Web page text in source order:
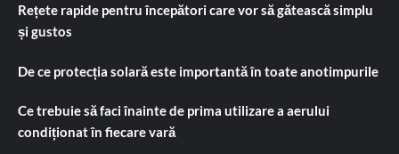
Rețete rapide pentru începători care vor să gătească simplu
și gustos
De ce protecția solară este importantă în toate anotimpurile
Ce trebuie să faci înainte de prima utilizare a aerului
condiționat în fiecare vară